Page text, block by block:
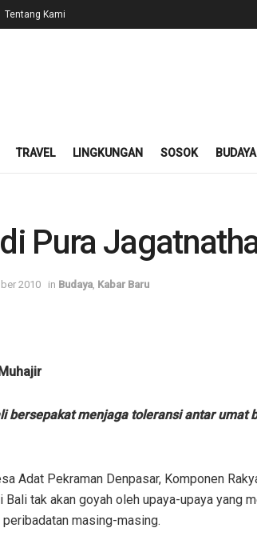
Tentang Kami
TRAVEL LINGKUNGAN SOSOK BUDAYA
Pura
2010 in Budaya Kabar Baru
bersepakat menjaga toleransi antar umat
Adat Pekraman Denpasar, Komponen
tak akan goyah oleh upaya-upaya yang
masing-masing.